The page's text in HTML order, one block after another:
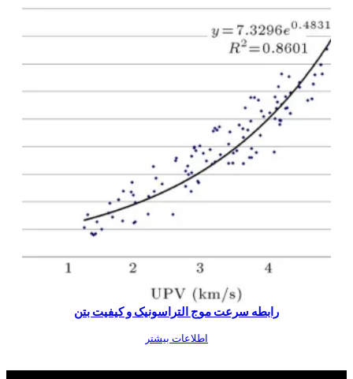
رابطه سرعت موج التراسونیک و کیفیت بتن
اطلاعات بیشتر